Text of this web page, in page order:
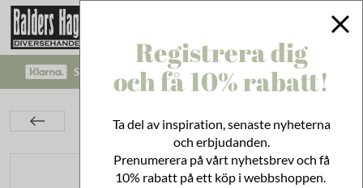
SÄKRA BETALNINGAR MED KLARNA CHECKOUT!
Assiett Viola Rosett Blå
Registrera dig
och få 10% rabatt!
Ta del av inspiration, senaste nyheterna
och erbjudanden.
Prenumerera på vårt nyhetsbrev och få
10% rabatt på ett köp i webbshoppen.